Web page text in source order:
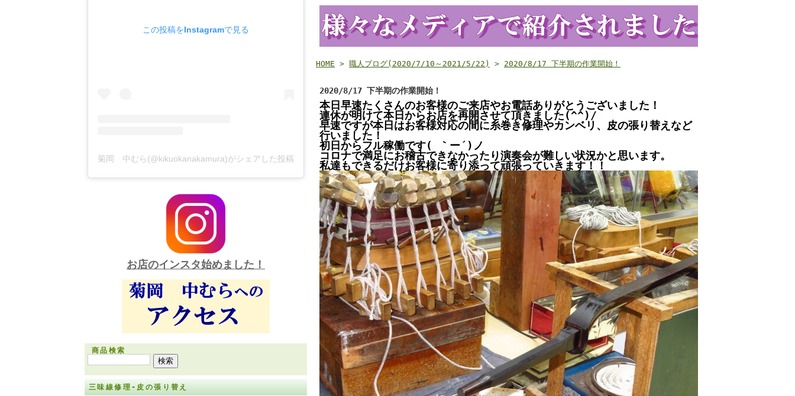
この投稿をInstagramで見る
菊岡 中むら(@kikuokanakamura)がシェアした投稿
お店のインスタ始めました！
商品検索
三味線修理-皮の張り替え
HOME > 職人ブログ(2020/7/10～2021/5/22) > 2020/8/17 下半期の作業開始！
2020/8/17 下半期の作業開始！
本日早速たくさんのお客様のご来店やお電話ありがとうございました！
連休が明けて本日からお店を再開させて頂きました(^^)/
早速ですが本日はお客様対応の間に糸巻き修理やカンベリ、皮の張り替えなど
行いました！
初日からフル稼働です( ｀ー´)ノ
コロナで満足にお稽古できなかったり演奏会が難しい状況かと思います。
私達もできるだけお客様に寄り添って頑張っていきます！！